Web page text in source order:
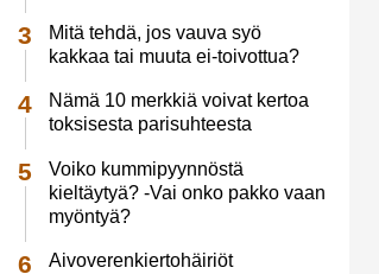
Mitä tehdä, jos vauva syö
kakkaa tai muuta ei-toivottua?
Nämä 10 merkkiä voivat kertoa
toksisesta parisuhteesta
Voiko kummipyynnöstä
kieltäytyä? -Vai onko pakko vaan
myöntyä?
Aivoverenkiertohäiriöt